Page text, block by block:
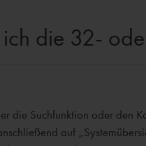
die 32-
die Suchfunktion oder den
auf